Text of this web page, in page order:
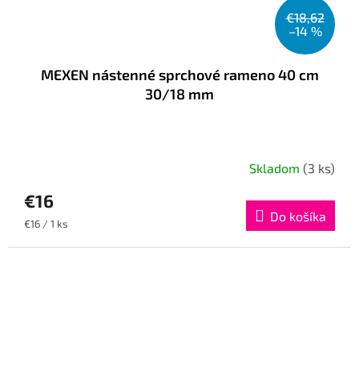
€18,62
–14 %
MEXEN nástenné sprchové rameno 40 cm
30/18 mm
Skladom (3 ks)
€16
Jednotková
€16 / 1 ks Do košíka